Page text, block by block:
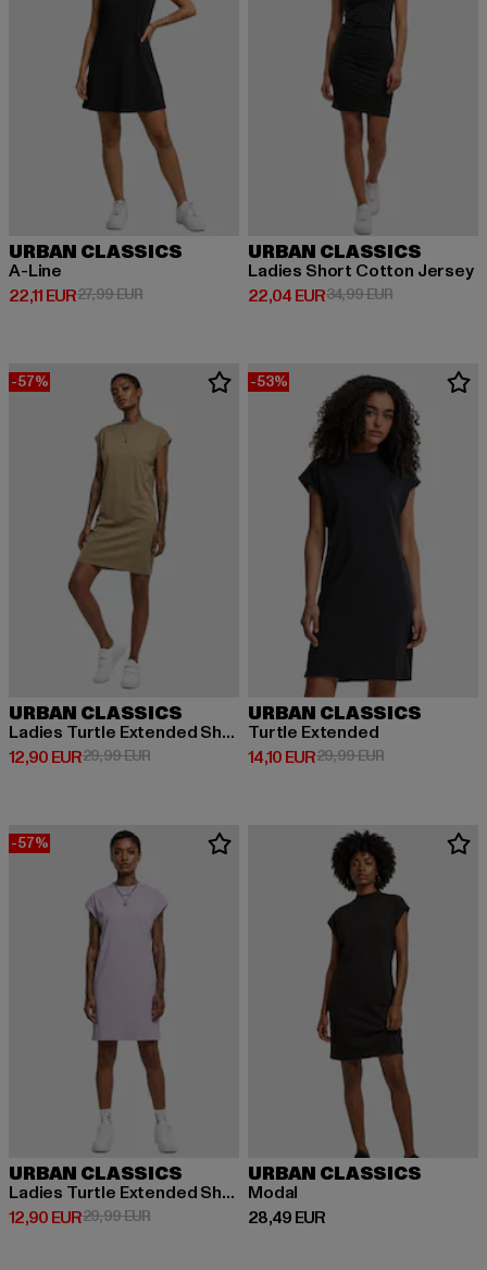
URBAN CLASSICS
A-Line
22,11 EUR
Derzeitiger Preis: 22,11 EUR
27,99 EURAktionspreis: 27,99 EUR
URBAN CLASSICS
Ladies Short Cotton Jersey
22,04 EUR
Derzeitiger Preis: 22,04 EUR
34,99 EURAktionspreis:
-57%
URBAN CLASSICS
Ladies Turtle Extended Shoulder
12,90 EUR
Derzeitiger Preis: 12,90 EUR
29,99 EURAktionspreis: 29,99 EUR
-53%
URBAN CLASSICS
Turtle Extended
14,10 EUR
Derzeitiger Preis: 14,10 EUR
29,99 EURAktionspreis:
-57%
URBAN CLASSICS
Ladies Turtle Extended Shoulder
12,90 EUR
Derzeitiger Preis: 12,90 EUR
29,99 EURAktionspreis: 29,99 EUR
URBAN CLASSICS
Modal
28,49 EUR
Derzeitiger Preis: 28,49 EUR